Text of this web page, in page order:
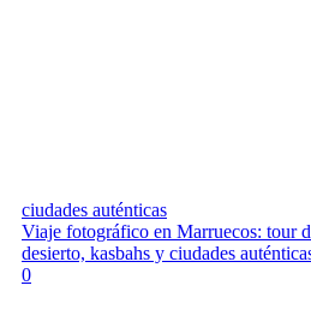
ciudades auténticas
Viaje fotográfico en Marruecos: tour
desierto, kasbahs y ciudades
0